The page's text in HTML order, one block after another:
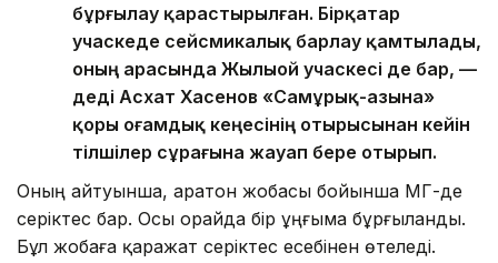
бұрғылау қарастырылған. Бірқатар
учаскеде сейсмикалық барлау қамтылады,
оның арасында Жылыой учаскесі де бар, —
деді Асхат Хасенов «Самұрық-Қазына»
қоры Қоғамдық кеңесінің отырысынан кейін
тілшілер сұрағына жауап бере отырып.
Оның айтуынша, Қаратон жобасы бойынша ҚМГ-де
серіктес бар. Осы орайда бір ұңғыма бұрғыланды.
Бұл жобаға қаражат серіктес есебінен өтеледі.